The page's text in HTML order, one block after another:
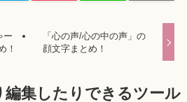
ー
！
「心の声/心の中の声」の
顔文字まとめ！
編集したりできるツール